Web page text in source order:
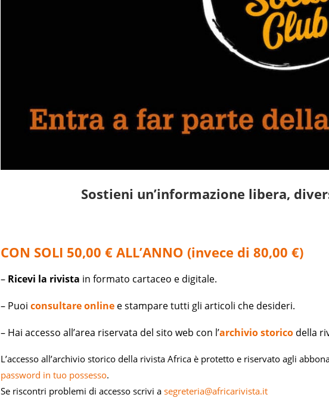
Sostieni un’informazione libera,
CON SOLI 50,00 € ALL’ANNO (invece di 80,00 €)
– Ricevi la rivista in formato cartaceo e digitale.
– Puoi consultare online e stampare tutti gli articoli che desideri.
– Hai accesso all’area riservata del sito web con l’archivio storico della
L’accesso all’archivio storico della rivista Africa è protetto e riservato agli
password in tuo possesso.
Se riscontri problemi di accesso scrivi a segreteria@africarivista.it